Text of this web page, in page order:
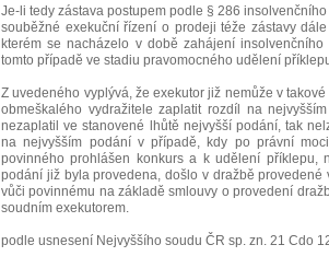
Je-li tedy zástava postupem podle § 286
souběžné exekuční řízení o prodeji téže zástavy
kterém se nacházelo v době zahájení
tomto případě ve stadiu pravomocného udělení
Z uvedeného vyplývá, že exekutor již nemůže v
obmeškalého vydražitele zaplatit rozdíl na
nezaplatil ve stanovené lhůtě nejvyšší podání, tak
na nejvyšším podání v případě, kdy po právní
povinného prohlášen konkurs a k udělení příklepu,
podání již byla provedena, došlo v dražbě
vůči povinnému na základě smlouvy o provedení
soudním exekutorem.
podle usnesení Nejvyššího soudu ČR sp. zn. 21 Cdo